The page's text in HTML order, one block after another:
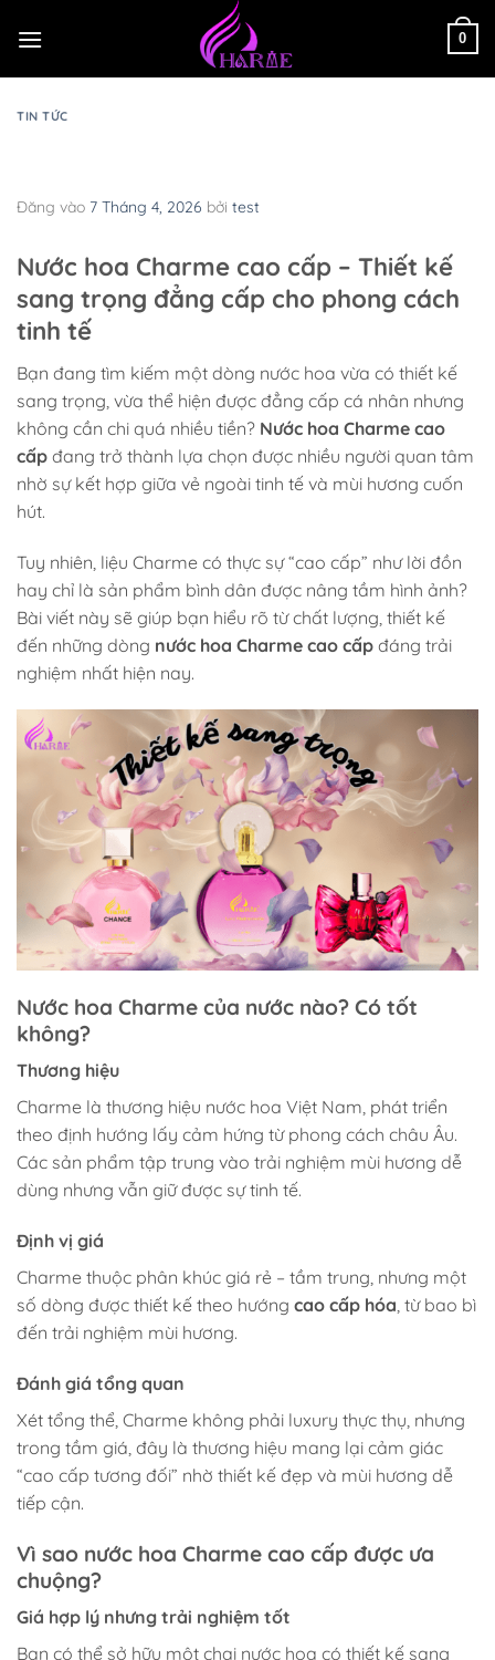
qua
0
TIN TỨC
Đăng vào 7 Tháng 4, 2026 bởi test
Nước hoa Charme cao cấp – Thiết kế
sang trọng đẳng cấp cho phong cách
tinh tế
Bạn đang tìm kiếm một dòng nước hoa vừa có thiết kế
sang trọng, vừa thể hiện được đẳng cấp cá nhân nhưng
không cần chi quá nhiều tiền? Nước hoa Charme cao
cấp đang trở thành lựa chọn được nhiều người quan tâm
nhờ sự kết hợp giữa vẻ ngoài tinh tế và mùi hương cuốn
hút.
Tuy nhiên, liệu Charme có thực sự “cao cấp” như lời đồn
hay chỉ là sản phẩm bình dân được nâng tầm hình ảnh?
Bài viết này sẽ giúp bạn hiểu rõ từ chất lượng, thiết kế
đến những dòng nước hoa Charme cao cấp đáng trải
nghiệm nhất hiện nay.
Nước hoa Charme của nước nào? Có tốt
không?
Thương hiệu
Charme là thương hiệu nước hoa Việt Nam, phát triển
theo định hướng lấy cảm hứng từ phong cách châu Âu.
Các sản phẩm tập trung vào trải nghiệm mùi hương dễ
dùng nhưng vẫn giữ được sự tinh tế.
Định vị giá
Charme thuộc phân khúc giá rẻ – tầm trung, nhưng một
số dòng được thiết kế theo hướng cao cấp hóa, từ bao bì
đến trải nghiệm mùi hương.
Đánh giá tổng quan
Xét tổng thể, Charme không phải luxury thực thụ, nhưng
trong tầm giá, đây là thương hiệu mang lại cảm giác
“cao cấp tương đối” nhờ thiết kế đẹp và mùi hương dễ
tiếp cận.
Vì sao nước hoa Charme cao cấp được ưa
chuộng?
Giá hợp lý nhưng trải nghiệm tốt
Bạn có thể sở hữu một chai nước hoa có thiết kế sang